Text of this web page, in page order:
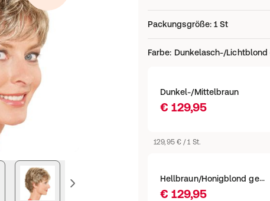
vorheriges Bild
Packungsgröße:1 St
Farbe: Dunkelasch-/
Dunkel-/Mittelbraun
€ 129,95
129,95 € / 1 St.
Hellbraun/Honigblond gemischt
€ 129,95